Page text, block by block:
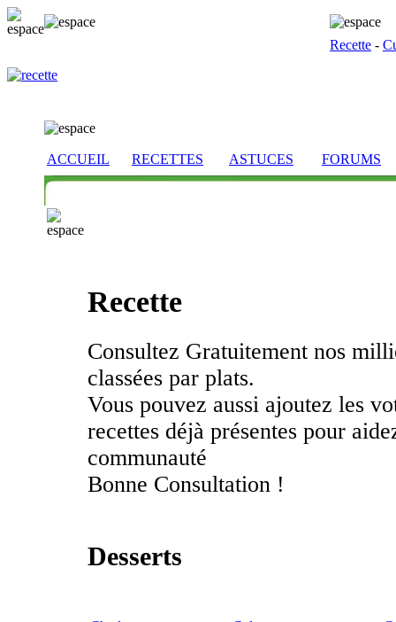
Recette -
ACCUEIL RECETTES ASTUCES FORUMS
Recette
Consultez Gratuitement nos
classées par plats.
Vous pouvez aussi ajoutez les
recettes déjà présentes pour
communauté
Bonne Consultation !
Desserts